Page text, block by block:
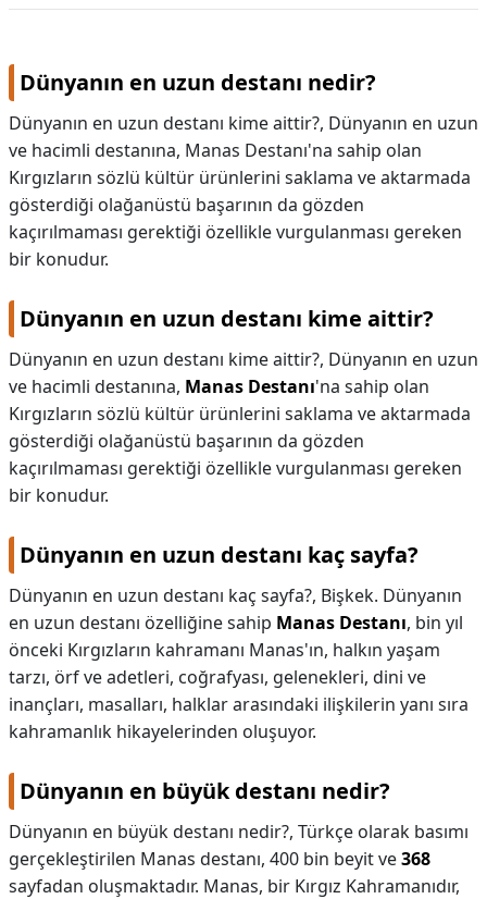
HAMİLELİK
KAPLICALAR
İLETİŞİM
Dünyanın en uzun destanı nedir?
Dünyanın en uzun destanı kime aittir?, Dünyanın en uzun
ve hacimli destanına, Manas Destanı'na sahip olan
Kırgızların sözlü kültür ürünlerini saklama ve aktarmada
gösterdiği olağanüstü başarının da gözden
kaçırılmaması gerektiği özellikle vurgulanması gereken
bir konudur.
Dünyanın en uzun destanı kime aittir?
Dünyanın en uzun destanı kime aittir?, Dünyanın en uzun
ve hacimli destanına, Manas Destanı'na sahip olan
Kırgızların sözlü kültür ürünlerini saklama ve aktarmada
gösterdiği olağanüstü başarının da gözden
kaçırılmaması gerektiği özellikle vurgulanması gereken
bir konudur.
Dünyanın en uzun destanı kaç sayfa?
Dünyanın en uzun destanı kaç sayfa?, Bişkek. Dünyanın
en uzun destanı özelliğine sahip Manas Destanı, bin yıl
önceki Kırgızların kahramanı Manas'ın, halkın yaşam
tarzı, örf ve adetleri, coğrafyası, gelenekleri, dini ve
inançları, masalları, halklar arasındaki ilişkilerin yanı sıra
kahramanlık hikayelerinden oluşuyor.
Dünyanın en büyük destanı nedir?
Dünyanın en büyük destanı nedir?, Türkçe olarak basımı
gerçekleştirilen Manas destanı, 400 bin beyit ve368
sayfadan oluşmaktadır. Manas, bir Kırgız Kahramanıdır,